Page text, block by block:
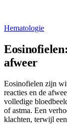
Hematologie
afweer
Eosinofielen zijn
reacties en de
volledige
of astma. Een
klachten, terwijl